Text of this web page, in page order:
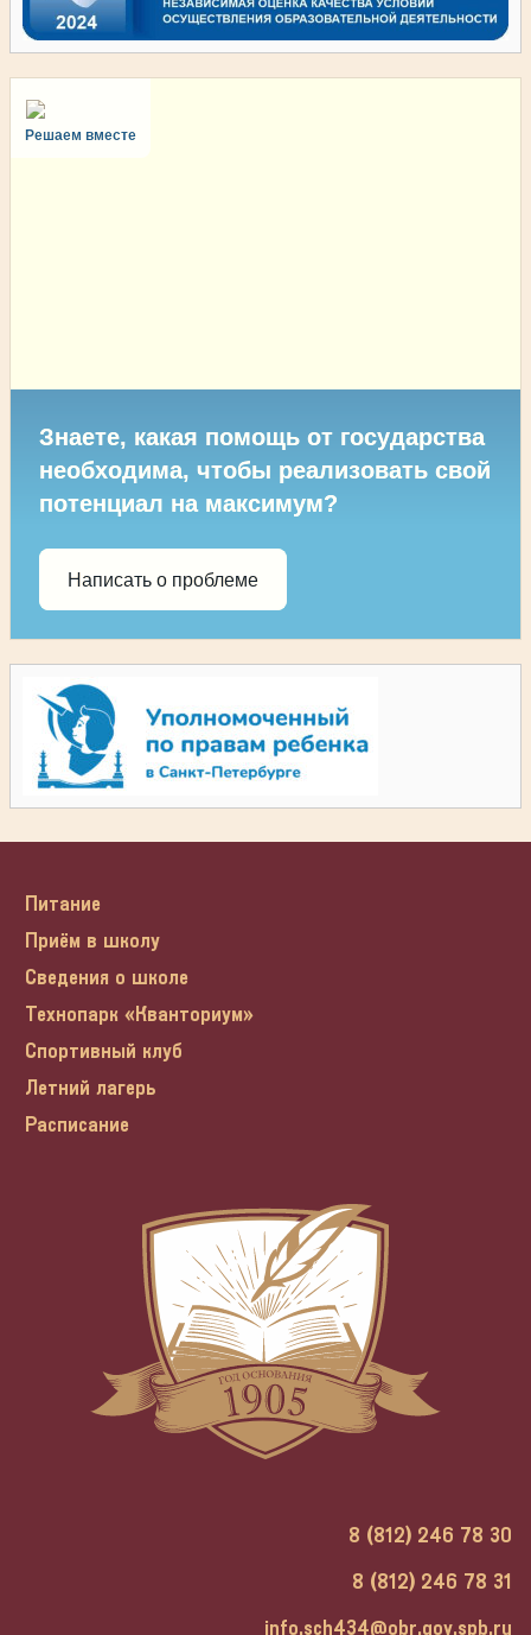
Решаем вместе
Знаете, какая помощь от государства
необходима, чтобы реализовать свой
потенциал на максимум?
Написать о проблеме
Питание
Приём в школу
Сведения о школе
Технопарк «Кванториум»
Спортивный клуб
Летний лагерь
Расписание
8 (812) 246 78 30
8 (812) 246 78 31
info.sch434@obr.gov.spb.ru